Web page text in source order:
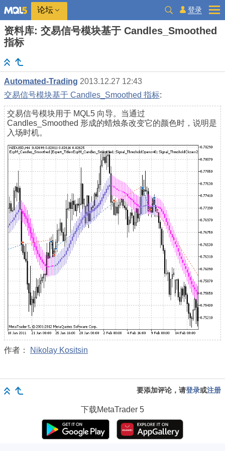
论坛 登录
资料库: 交易信号模块基于 Candles_Smoothed
指标
Automated-Trading 2013.12.27 12:43
交易信号模块基于 Candles_Smoothed 指标:
交易信号模块用于 MQL5 向导。当通过
Candles_Smoothed 形成的蜡烛条改变它的颜色时，说明是
入场时机。
作者： Nikolay Kositsin
要添加评论，请登录或注册
下载MetaTrader 5